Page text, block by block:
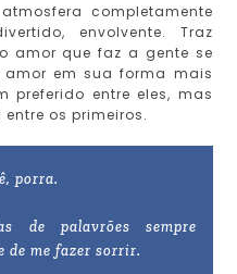
completamente
envolvente. Traz
amor que faz a gente se
em sua forma mais
preferido entre eles, mas
entre os primeiros.
porra.
de palavrões sempre
de me fazer sorrir.